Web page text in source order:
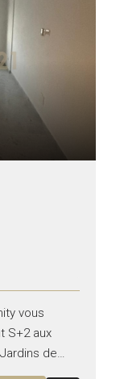
vous
S+2 aux
de
est